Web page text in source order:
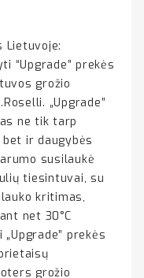
Lietuvoje:
“Upgrade” prekės
grožio
„Upgrade”
ne tik tarp
ir daugybės
susilaukė
tiesintuvai, su
kritimas,
net 30°C
prekės
grožio